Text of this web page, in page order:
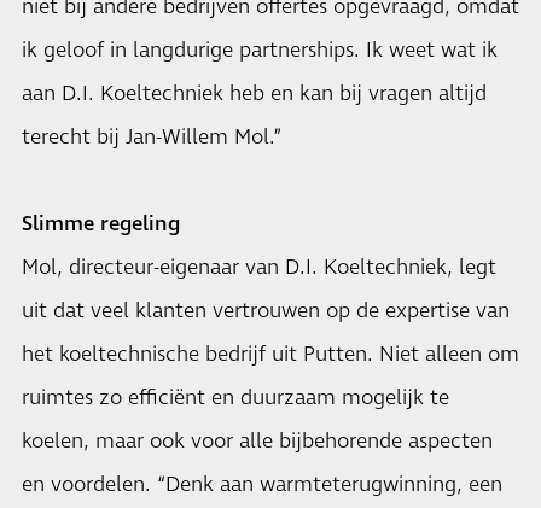
niet bij andere bedrijven offertes opgevraagd, omdat
ik geloof in langdurige partnerships. Ik weet wat ik
aan D.I. Koeltechniek heb en kan bij vragen altijd
terecht bij Jan-Willem Mol.”
Slimme regeling
Mol, directeur-eigenaar van D.I. Koeltechniek, legt
uit dat veel klanten vertrouwen op de expertise van
het koeltechnische bedrijf uit Putten. Niet alleen om
ruimtes zo efficiënt en duurzaam mogelijk te
koelen, maar ook voor alle bijbehorende aspecten
en voordelen. “Denk aan warmteterugwinning, een